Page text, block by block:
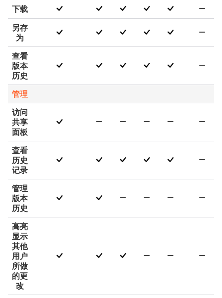
下载
另存
为
查看
版本
历史
管理
访问
共享
面板
查看
历史
记录
管理
版本
历史
高亮
显示
其他
用户
所做
的更
改